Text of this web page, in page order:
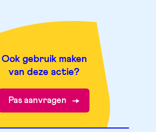
Ook gebruik maken
van deze actie?
Pas aanvragen